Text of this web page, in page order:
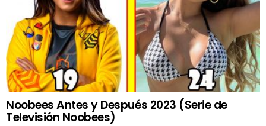
Noobees Antes y Después 2023 (Serie de
Televisión Noobees)